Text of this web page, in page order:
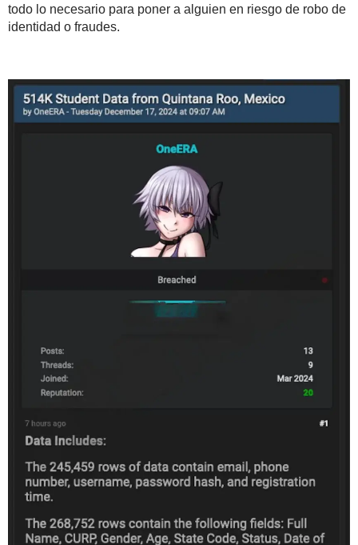
todo lo necesario para poner a alguien en riesgo de robo de
identidad o fraudes.